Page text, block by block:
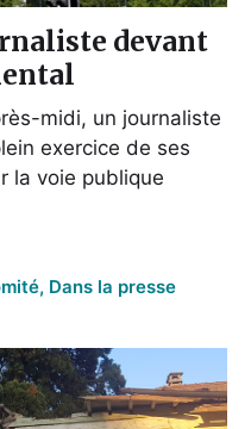
devant
midi, un journaliste
exercice de ses
la voie publique
, Dans la presse